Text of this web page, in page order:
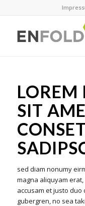
LOREM
SIT
sed diam nonumy
magna aliquyam
accusam et justo duo
gubergren, no sea